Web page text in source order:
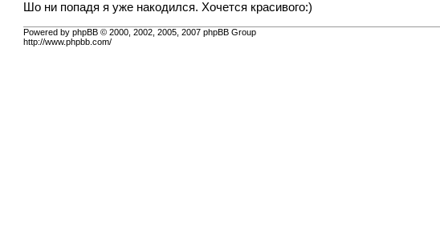
Шо ни попадя я уже накодился. Хочется красивого:)
Powered by phpBB © 2000, 2002, 2005, 2007 phpBB Group
http://www.phpbb.com/